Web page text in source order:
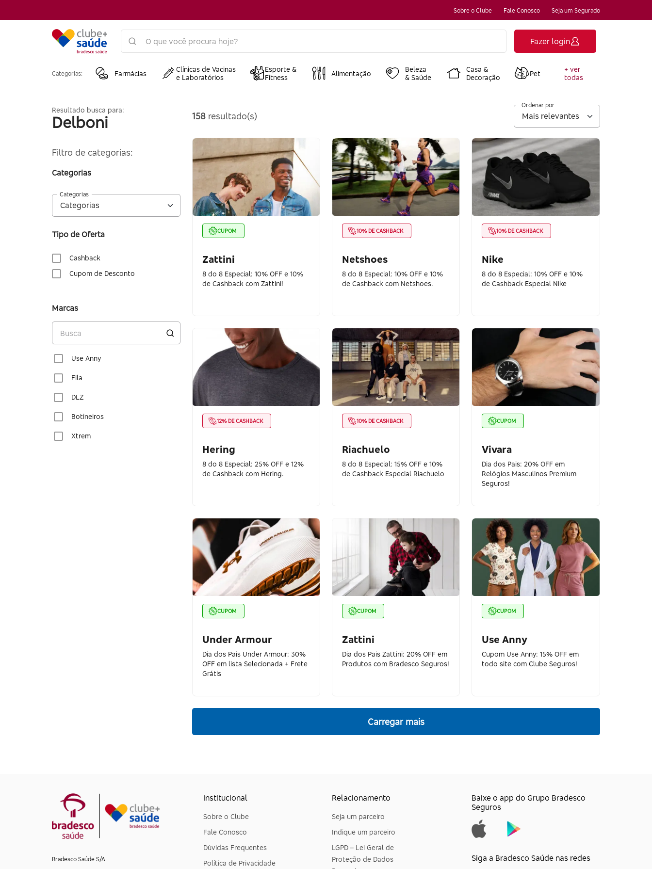
Sobre o Clube Fale Conosco Seja um Segurado
Fazer login
Categorias: Farmácias
Clínicas de Vacinas
e Laboratórios
Esporte &
Fitness
Alimentação
Beleza
& Saúde
Casa &
Decoração
Pet
+ ver
todas
Resultado busca para:
Delboni
Filtro de categorias:
Categorias
Categorias
Tipo de Oferta
Cashback
Cupom de Desconto
Marcas
Use Anny
Fila
DLZ
Botineiros
Xtrem
Cotton On
Anjuss
Giuseppe Zanotti
158resultado(s)
Ordenar por
CUPOM
Zattini
8 do 8 Especial: 10% OFF e 10%
de Cashback com Zattini!
10% DE CASHBACK
Netshoes
8 do 8 Especial: 10% OFF e 10%
de Cashback com Netshoes.
10% DE CASHBACK
Nike
8 do 8 Especial: 10% OFF e 10%
de Cashback Especial Nike
12% DE CASHBACK
Hering
8 do 8 Especial: 25% OFF e 12%
de Cashback com Hering.
10% DE CASHBACK
Riachuelo
8 do 8 Especial: 15% OFF e 10%
de Cashback Especial Riachuelo
CUPOM
Vivara
Dia dos Pais: 20% OFF em
Relógios Masculinos Premium
Seguros!
CUPOM
Under Armour
Dia dos Pais Under Armour: 30%
OFF em lista Selecionada + Frete
Grátis
CUPOM
Zattini
Dia dos Pais Zattini: 20% OFF em
Produtos com Bradesco Seguros!
CUPOM
Use Anny
Cupom Use Anny: 15% OFF em
todo site com Clube Seguros!
Carregar mais
Bradesco Saúde S/A
Institucional
Sobre o Clube
Fale Conosco
Dúvidas Frequentes
Política de Privacidade
Relacionamento
Seja um parceiro
Indique um parceiro
LGPD – Lei Geral de
Proteção de Dados
Baixe o app do Grupo Bradesco
Seguros
Siga a Bradesco Saúde nas redes